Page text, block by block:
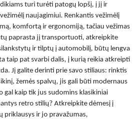
turi turėti patogų lopšį, į jį ir
naujagimiui. Renkantis vežimėlį
komfortą ir ergonomiją, tačiau vežimas
paprasta jį transportuoti, atkreipkite
ir tilptų į automobilį, būtų lengva
taip pat svarbi dalis, į kurią reikia atkreipti
Jį galite derinti prie savo stiliaus: rinktis
žemės spalvų, jis gali būti modernaus
gal kaip tik jus sudomins klasikiniai
retro stilių? Atkreipkite dėmesį į
priklausys ir jo pravažumas,